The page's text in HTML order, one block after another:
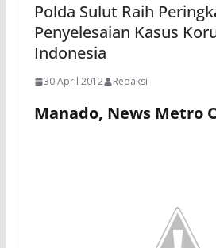
Polda Sulut Raih
Penyelesaian Kasus
Indonesia
30 April 2012 Redaksi
Manado, News Metro